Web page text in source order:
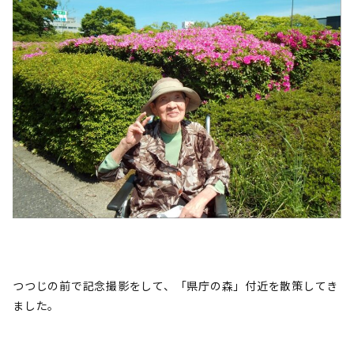
つつじの前で記念撮影をして、「県庁の森」付近を散策してき
ました。